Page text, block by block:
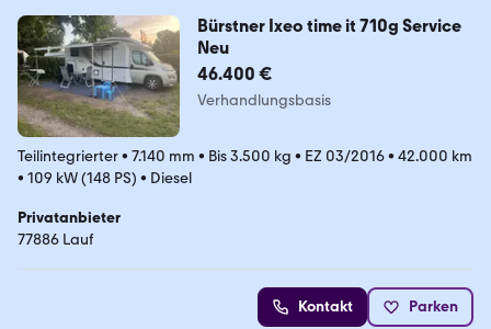
Bürstner Ixeo time it 710g Service
Neu
46.400 €
Verhandlungsbasis
Teilintegrierter• 7.140 mm • Bis 3.500 kg • EZ 03/2016• 42.000 km
• 109 kW (148 PS) • Diesel
Privatanbieter
77886 Lauf
Kontakt Parken